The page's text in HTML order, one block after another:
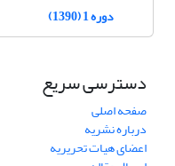
دوره 1 (1390)
دسترسی سریع
صفحه اصلی
درباره نشریه
اعضای هیات تحریریه